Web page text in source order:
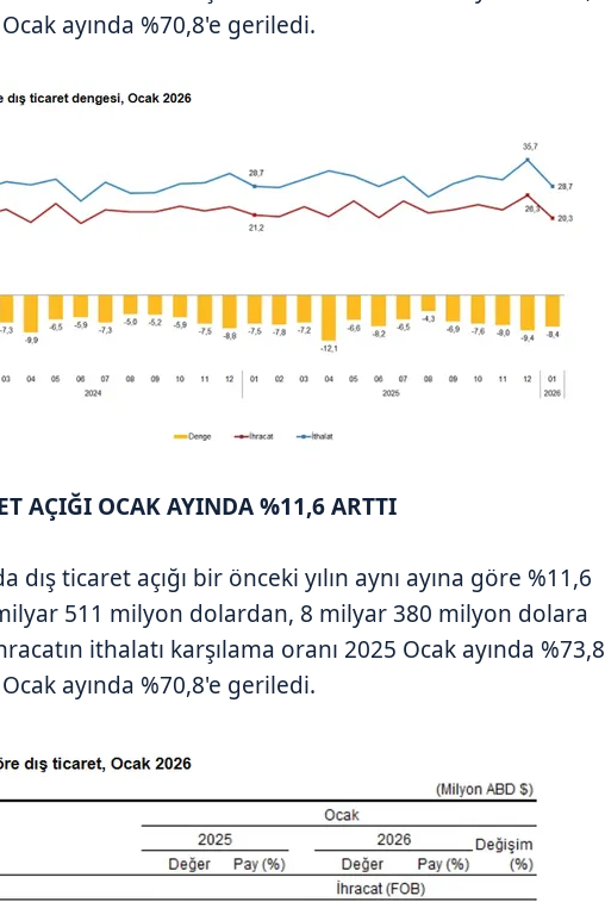
ayında %70,8'e geriledi.
AÇIĞI OCAK AYINDA %11,6 ARTTI
dış ticaret açığı bir önceki yılın aynı ayına göre %11,6
511 milyon dolardan, 8 milyar 380 milyon dolara
ithalatı karşılama oranı 2025 Ocak ayında %73,8
ayında %70,8'e geriledi.